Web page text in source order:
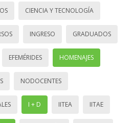
CIENCIA Y TECNOLOGÍA
INGRESO GRADUADOS
EFEMÉRIDES HOMENAJES
NODOCENTES
I + D IITEA IITAE